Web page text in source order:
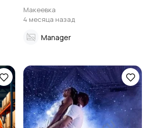
подъём на этажи.
Макеевка
4 месяца назад
Manager